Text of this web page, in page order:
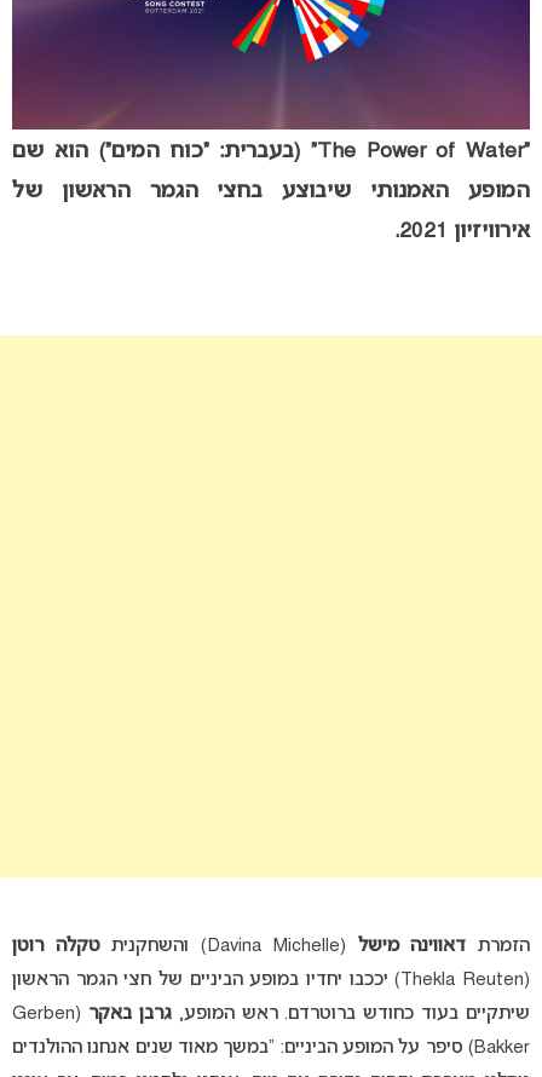
“The Power of Water” (בעברית: “כוח המים”) הוא שם
המופע האמנותי שיבוצע בחצי הגמר הראשון של
אירוויזיון 2021.
הזמרת דאווינה מישל (Davina Michelle) והשחקנית
טקלה רוטן
(Thekla Reuten) יככבו יחדיו במופע הביניים של חצי הגמר הראשון
שיתקיים בעוד כחודש ברוטרדם. ראש המופע,גרבן באקר
(Gerben
Bakker) סיפר על המופע הביניים: “במשך מאוד שנים אנחנו ההולנדים